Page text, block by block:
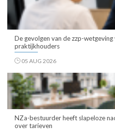
De gevolgen van de zzp-
praktijkhouders
05 AUG 2026
NZa-bestuurder heeft slapeloze
over tarieven